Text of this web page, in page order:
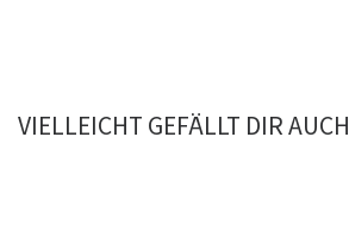
VIELLEICHT GEFÄLLT DIR AUCH